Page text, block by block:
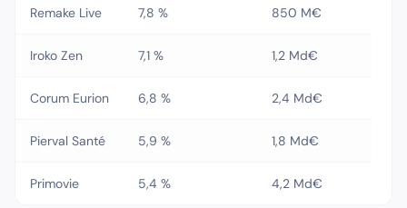
Remake Live 7,8 % 850 M€
Iroko Zen 7,1 % 1,2 Md€
Corum Eurion 6,8 % 2,4 Md€
Pierval Santé 5,9 % 1,8 Md€
Primovie 5,4 % 4,2 Md€